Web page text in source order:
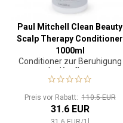
Paul Mitchell Clean Beauty
Scalp Therapy Conditioner
1000ml
Conditioner zur Beruhigung
der Kopfhaut
Preis vor Rabatt:110.5 EUR
31.6 EUR